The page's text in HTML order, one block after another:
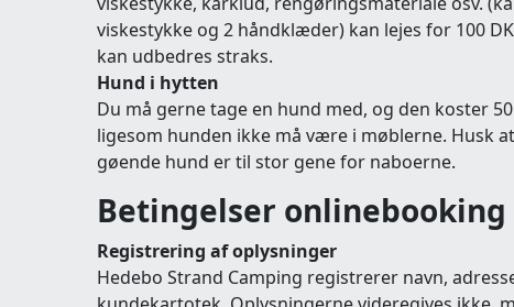
viskestykke og 2 håndklæder) kan lejes for 100
kan udbedres straks.
Hund i hytten
Du må gerne tage en hund med, og den koster
ligesom hunden ikke må være i møblerne. Husk
gøende hund er til stor gene for naboerne.
Betingelser onlinebooking
Registrering af oplysninger
Hedebo Strand Camping registrerer navn,